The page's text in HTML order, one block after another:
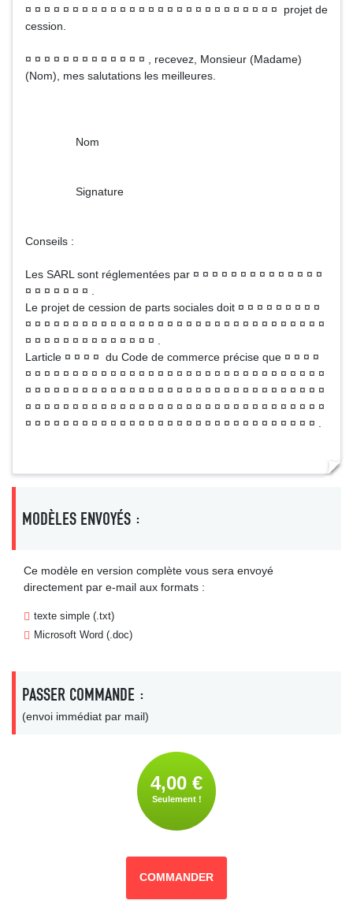
¤ ¤ ¤ ¤ ¤ ¤ ¤ ¤ ¤ ¤ ¤ ¤ ¤ ¤ ¤ ¤ ¤ ¤ ¤ ¤ ¤ ¤ ¤ ¤ ¤ ¤ ¤ projet de
cession.
¤ ¤ ¤ ¤ ¤ ¤ ¤ ¤ ¤ ¤ ¤ ¤ ¤ , recevez, Monsieur (Madame)
(Nom), mes salutations les meilleures.
Nom
Signature
Conseils :
Les SARL sont réglementées par ¤ ¤ ¤ ¤ ¤ ¤ ¤ ¤ ¤ ¤ ¤ ¤ ¤ ¤
¤ ¤ ¤ ¤ ¤ ¤ ¤ .
Le projet de cession de parts sociales doit ¤ ¤ ¤ ¤ ¤ ¤ ¤ ¤ ¤
¤ ¤ ¤ ¤ ¤ ¤ ¤ ¤ ¤ ¤ ¤ ¤ ¤ ¤ ¤ ¤ ¤ ¤ ¤ ¤ ¤ ¤ ¤ ¤ ¤ ¤ ¤ ¤ ¤ ¤ ¤ ¤
¤ ¤ ¤ ¤ ¤ ¤ ¤ ¤ ¤ ¤ ¤ ¤ ¤ ¤ .
Larticle ¤ ¤ ¤ ¤ du Code de commerce précise que ¤ ¤ ¤ ¤
¤ ¤ ¤ ¤ ¤ ¤ ¤ ¤ ¤ ¤ ¤ ¤ ¤ ¤ ¤ ¤ ¤ ¤ ¤ ¤ ¤ ¤ ¤ ¤ ¤ ¤ ¤ ¤ ¤ ¤ ¤ ¤
¤ ¤ ¤ ¤ ¤ ¤ ¤ ¤ ¤ ¤ ¤ ¤ ¤ ¤ ¤ ¤ ¤ ¤ ¤ ¤ ¤ ¤ ¤ ¤ ¤ ¤ ¤ ¤ ¤ ¤ ¤ ¤
¤ ¤ ¤ ¤ ¤ ¤ ¤ ¤ ¤ ¤ ¤ ¤ ¤ ¤ ¤ ¤ ¤ ¤ ¤ ¤ ¤ ¤ ¤ ¤ ¤ ¤ ¤ ¤ ¤ ¤ ¤ ¤
¤ ¤ ¤ ¤ ¤ ¤ ¤ ¤ ¤ ¤ ¤ ¤ ¤ ¤ ¤ ¤ ¤ ¤ ¤ ¤ ¤ ¤ ¤ ¤ ¤ ¤ ¤ ¤ ¤ ¤ ¤ .
MODÈLES ENVOYÉS :
Ce modèle en version complète vous sera envoyé
directement par e-mail aux formats :
texte simple (.txt)
Microsoft Word (.doc)
PASSER COMMANDE :
(envoi immédiat par mail)
4,00 €
Seulement !
COMMANDER